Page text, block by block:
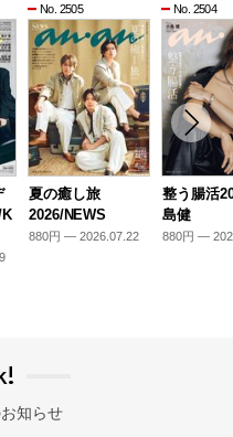
K
No. 2505
夏の癒し旅
2026/NEWS
880円 — 2026.07.22
No. 2504
整う腸活
島健
880円 —
知らせ